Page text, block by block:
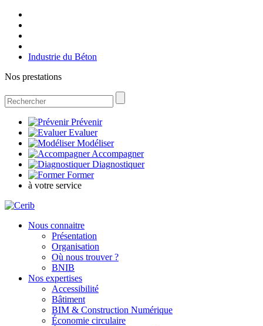
Industrie du Béton
Nos prestations
Prévenir
Evaluer
Modéliser
Accompagner
Diagnostiquer
Former
à votre service
Nous connaitre
Présentation
Organisation
Où nous trouver ?
BNIB
Nos expertises
Accessibilité
Bâtiment
BIM & Construction Numérique
Économie circulaire